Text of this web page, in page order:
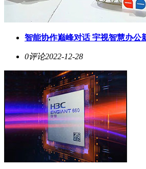
智能协作巅峰对话 宇视智慧办公
0评论2022-12-28